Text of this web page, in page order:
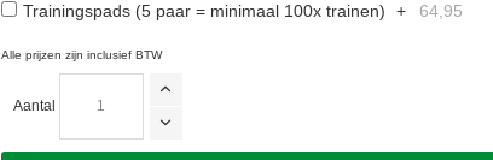
Trainingspads (5 paar = minimaal 100x trainen) + 64,95
Alle prijzen zijn inclusief BTW
Aantal